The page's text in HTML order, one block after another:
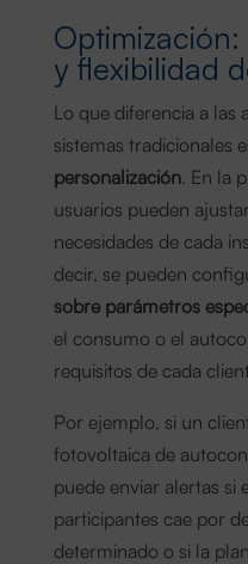
y flexibilidad
Lo que diferencia a las
sistemas tradicionales
personalización. En la
usuarios pueden
necesidades de cada
decir, se pueden
sobre parámetros
el consumo o el
requisitos de cada
Por ejemplo, si un
fotovoltaica de
puede enviar alertas si
participantes cae por
determinado o si la